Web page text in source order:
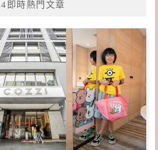
即時熱門文章